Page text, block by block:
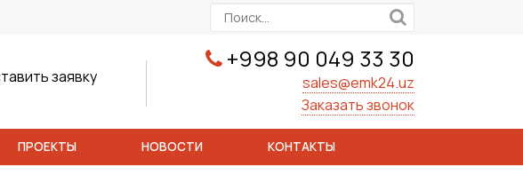
+998 90 049 33 30
sales@emk24.uz
Заказать звонок
заявку
ПРОЕКТЫ НОВОСТИ КОНТАКТЫ